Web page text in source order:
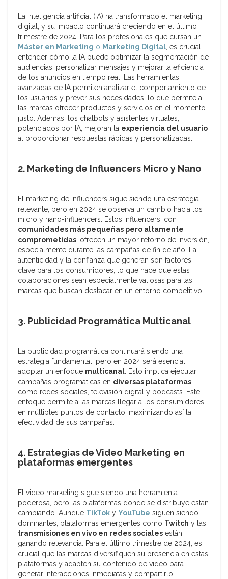
La inteligencia artificial (IA) ha transformado el marketing
digital, y su impacto continuará creciendo en el último
trimestre de 2024. Para los profesionales que cursan un
Máster en Marketing o Marketing Digital, es crucial
entender cómo la IA puede optimizar la segmentación de
audiencias, personalizar mensajes y mejorar la eficiencia
de los anuncios en tiempo real. Las herramientas
avanzadas de IA permiten analizar el comportamiento de
los usuarios y prever sus necesidades, lo que permite a
las marcas ofrecer productos y servicios en el momento
justo. Además, los chatbots y asistentes virtuales,
potenciados por IA, mejoran la experiencia del usuario
al proporcionar respuestas rápidas y personalizadas.
2. Marketing de Influencers Micro y Nano
El marketing de influencers sigue siendo una estrategia
relevante, pero en 2024 se observa un cambio hacia los
micro y nano-influencers. Estos influencers, con
comunidades más pequeñas pero altamente
comprometidas, ofrecen un mayor retorno de inversión,
especialmente durante las campañas de fin de año. La
autenticidad y la confianza que generan son factores
clave para los consumidores, lo que hace que estas
colaboraciones sean especialmente valiosas para las
marcas que buscan destacar en un entorno competitivo.
3. Publicidad Programática Multicanal
La publicidad programática continuará siendo una
estrategia fundamental, pero en 2024 será esencial
adoptar un enfoque multicanal. Esto implica ejecutar
campañas programáticas en diversas plataformas,
como redes sociales, televisión digital y podcasts. Este
enfoque permite a las marcas llegar a los consumidores
en múltiples puntos de contacto, maximizando así la
efectividad de sus campañas.
4. Estrategias de Video Marketing en
plataformas emergentes
El video marketing sigue siendo una herramienta
poderosa, pero las plataformas donde se distribuye están
cambiando. Aunque TikTok y YouTube siguen siendo
dominantes, plataformas emergentes como Twitch y las
transmisiones en vivo en redes sociales están
ganando relevancia. Para el último trimestre de 2024, es
crucial que las marcas diversifiquen su presencia en estas
plataformas y adapten su contenido de video para
generar interacciones inmediatas y compartirlo